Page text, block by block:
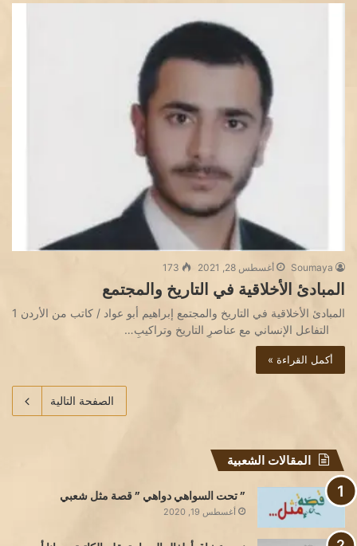
Soumaya أغسطس 28, 2021 173
المبادئ الأخلاقية في التاريخ والمجتمع
المبادئ الأخلاقية في التاريخ والمجتمع إبراهيم أبو عواد / كاتب من الأردن 1
التفاعل الإنساني مع عناصرِ التاريخ وتراكيبِ…
أكمل القراءة »
الصفحة التالية
المقالات الشعبية
” تحت السواهي دواهي ” قصة مثل شعبي
أغسطس 19, 2020